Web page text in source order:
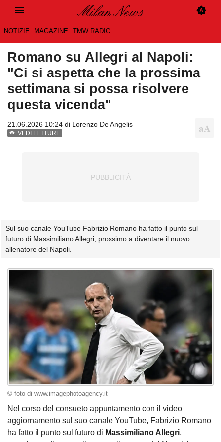
NOTIZIE MAGAZINE TMW RADIO
Romano su Allegri al Napoli:
"Ci si aspetta che la prossima
settimana si possa risolvere
questa vicenda"
21.06.2026 10:24 di Lorenzo De Angelis
VEDI LETTURE
Sul suo canale YouTube Fabrizio Romano ha fatto il punto sul
futuro di Massimiliano Allegri, prossimo a diventare il nuovo
allenatore del Napoli.
© foto di www.imagephotoagency.it
Nel corso del consueto appuntamento con il video
aggiornamento sul suo canale YouTube, Fabrizio Romano
ha fatto il punto sul futuro di Massimiliano Allegri,